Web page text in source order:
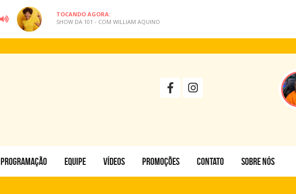
TOCANDO AGORA:
SHOW DA 101 - COM WILLIAM AQUINO
PROGRAMAÇÃO EQUIPE VÍDEOS PROMOÇÕES CONTATO SOBRE NÓS